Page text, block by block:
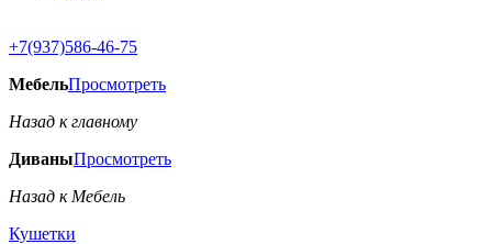
+7(937)586-46-75
МебельПросмотреть
Назад к главному
ДиваныПросмотреть
Назад к Мебель
Кушетки